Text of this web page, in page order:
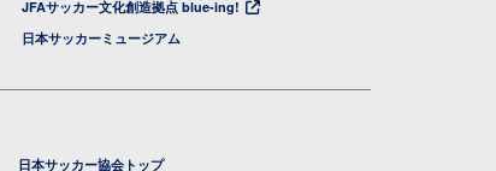
JFAサッカー文化創造拠点 blue-ing!
日本サッカーミュージアム
日本サッカー協会トップ